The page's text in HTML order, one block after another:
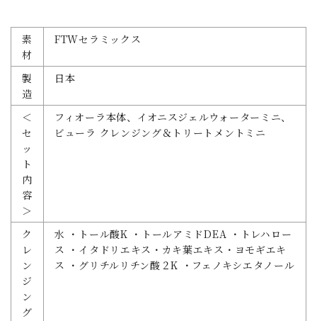
素
材
FTWセラミックス
製
造
日本
＜
セ
ッ
ト
内
容
＞
フィオーラ本体、イオニスジェルウォーターミニ、
ビューラ クレンジング＆トリートメントミニ
ク
レ
ン
ジ
ン
グ
水 ・トール酸K ・トールアミドDEA ・トレハロー
ス ・イタドリエキス・カキ葉エキス・ヨモギエキ
ス ・グリチルリチン酸２K ・フェノキシエタノール